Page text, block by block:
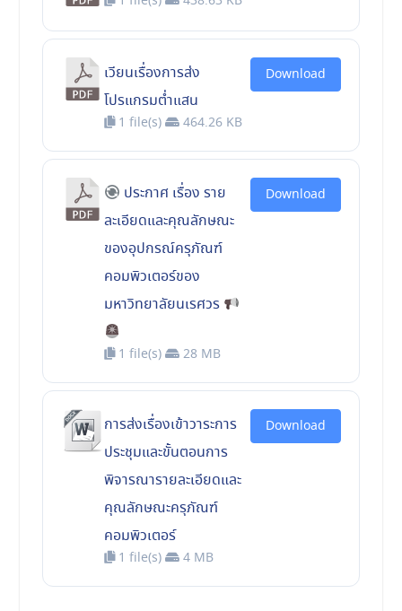
เวียนเรื่องการส่ง
โปรแกรมต่ำแสน
1 file(s) 464.26 KB
Download
ประกาศ เรื่อง ราย
ละเอียดและคุณลักษณะ
ของอุปกรณ์ครุภัณฑ์
คอมพิวเตอร์ของ
มหาวิทยาลัยนเรศวร
1 file(s) 28 MB
Download
การส่งเรื่องเข้าวาระการ
ประชุมและขั้นตอนการ
พิจารณารายละเอียดและ
คุณลักษณะครุภัณฑ์
คอมพิวเตอร์
1 file(s) 4 MB
Download